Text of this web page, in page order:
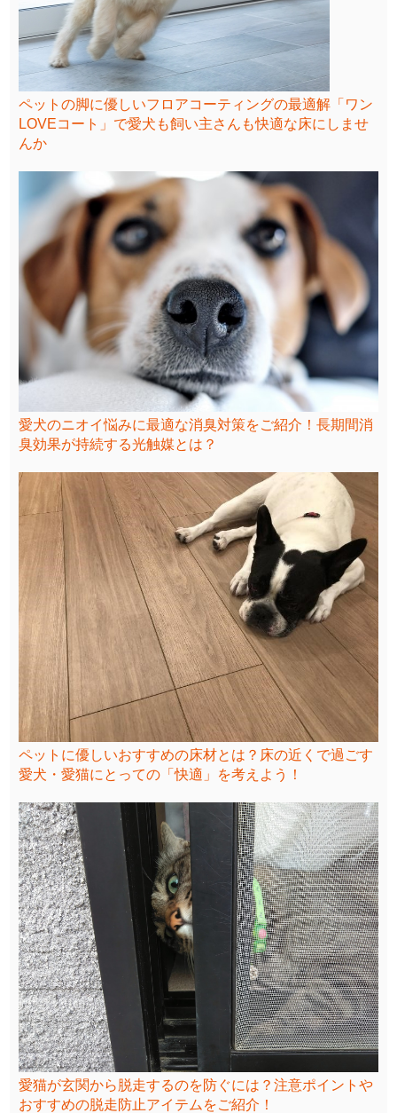
ペットの脚に優しいフロアコーティングの最適解「ワン
LOVEコート」で愛犬も飼い主さんも快適な床にしませ
んか
愛犬のニオイ悩みに最適な消臭対策をご紹介！長期間消
臭効果が持続する光触媒とは？
ペットに優しいおすすめの床材とは？床の近くで過ごす
愛犬・愛猫にとっての「快適」を考えよう！
愛猫が玄関から脱走するのを防ぐには？注意ポイントや
おすすめの脱走防止アイテムをご紹介！